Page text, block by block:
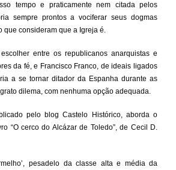
tempo e praticamente nem citada pelos
sempre prontos a vociferar seus dogmas
que consideram que a Igreja é.
entre os republicanos anarquistas e
da fé, e Francisco Franco, de ideais ligados
a se tornar ditador da Espanha durante as
dilema, com nenhuma opção adequada.
pelo blog Castelo Histórico, aborda o
“O cerco do Alcázar de Toledo”, de Cecil D.
pesadelo da classe alta e média da